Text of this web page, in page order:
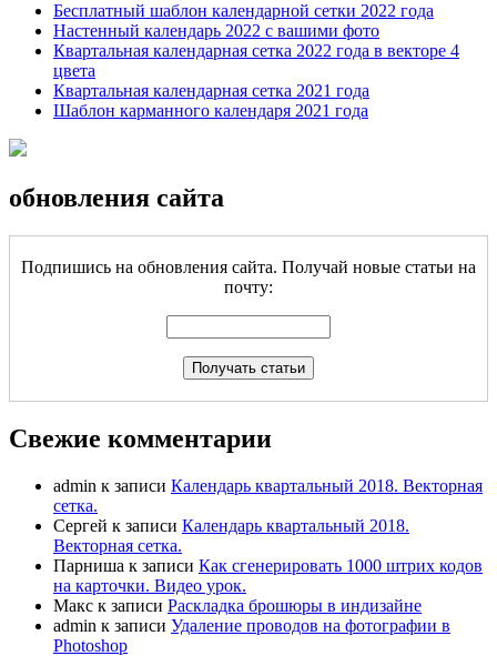
Бесплатный шаблон календарной сетки 2022 года
Настенный календарь 2022 с вашими фото
Квартальная календарная сетка 2022 года в векторе 4
цвета
Квартальная календарная сетка 2021 года
Шаблон карманного календаря 2021 года
обновления сайта
Подпишись на обновления сайта. Получай новые статьи на
почту:
Свежие комментарии
admin к записи Календарь квартальный 2018. Векторная
сетка.
Сергей к записи Календарь квартальный 2018.
Векторная сетка.
Парниша к записи Как сгенерировать 1000 штрих кодов
на карточки. Видео урок.
Макс к записи Раскладка брошюры в индизайне
admin к записи Удаление проводов на фотографии в
Photoshop